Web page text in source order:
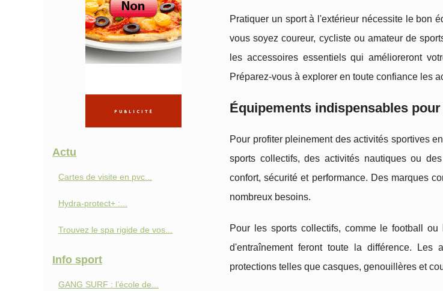
Pratiquer un sport à l'extérieur nécessite le bon
vous soyez coureur, cycliste ou amateur de
les accessoires essentiels qui amélioreront
Préparez-vous à explorer en toute confiance les
Équipements indispensables
Pour profiter pleinement des activités sportives
sports collectifs, des activités nautiques ou des
confort, sécurité et performance. Des marques
nombreux besoins.
Pour les sports collectifs, comme le football
d'entraînement feront toute la différence.
protections telles que casques, genouillères et
Actu
Cartes de visite en pvc...
Hydra-protect+ :...
Trouvez le spa rigide de vos...
Info sport
GANG SURF : l’école de...